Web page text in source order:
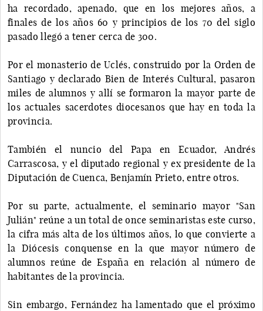
ha recordado, apenado, que en los mejores años, a
finales de los años 60 y principios de los 70 del siglo
pasado llegó a tener cerca de 300.
Por el monasterio de Uclés, construido por la Orden de
Santiago y declarado Bien de Interés Cultural, pasaron
miles de alumnos y allí se formaron la mayor parte de
los actuales sacerdotes diocesanos que hay en toda la
provincia.
También el nuncio del Papa en Ecuador, Andrés
Carrascosa, y el diputado regional y ex presidente de la
Diputación de Cuenca, Benjamín Prieto, entre otros.
Por su parte, actualmente, el seminario mayor "San
Julián" reúne a un total de once seminaristas este curso,
la cifra más alta de los últimos años, lo que convierte a
la Diócesis conquense en la que mayor número de
alumnos reúne de España en relación al número de
habitantes de la provincia.
Sin embargo, Fernández ha lamentado que el próximo